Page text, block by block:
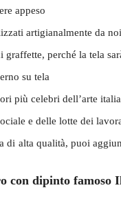
appeso
artigianalmente da
perché la tela
più celebri dell’arte
e delle lotte dei
di alta qualità, puoi
con dipinto famoso